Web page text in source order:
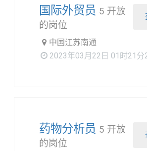
国际外贸员 5 开放
的岗位
中国江苏南通
2023年03月22日 01时21分
药物分析员 5 开放
的岗位